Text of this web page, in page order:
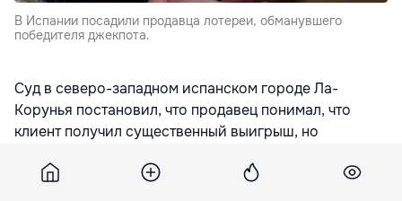
В Испании посадили продавца лотереи, обманувшего
победителя джекпота.
Суд в северо-западном испанском городе Ла-
Корунья постановил, что продавец понимал, что
клиент получил существенный выигрыш, но
ему, что ни один из его билетов не является